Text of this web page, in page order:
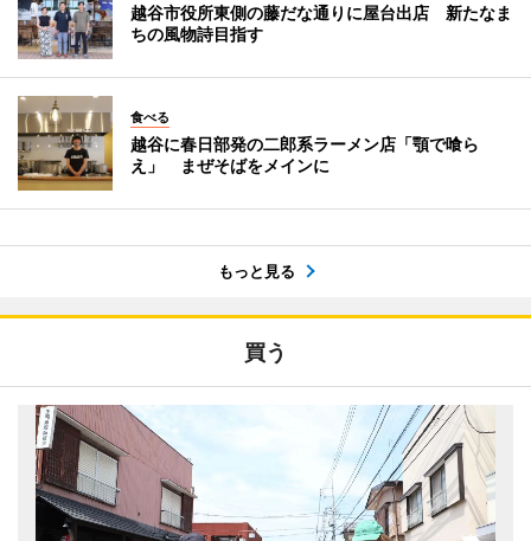
越谷市役所東側の藤だな通りに屋台出店 新たなま
ちの風物詩目指す
食べる
越谷に春日部発の二郎系ラーメン店「顎で喰ら
え」 まぜそばをメインに
もっと見る
買う